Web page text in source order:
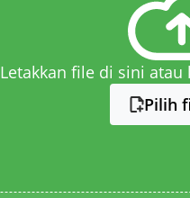
Letakkan file di sini
Pilih